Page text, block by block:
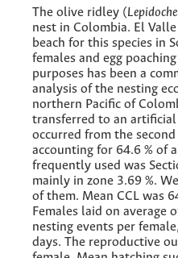
The olive ridley (
nest in Colombia. El
beach for this species in
females and egg
purposes has been a
analysis of the nesting
northern Pacific of
transferred to an
occurred from the
accounting for 64.6 % of
frequently used was
mainly in zone 3.69 %.
of them. Mean CCL was
Females laid on average
nesting events per
days. The reproductive